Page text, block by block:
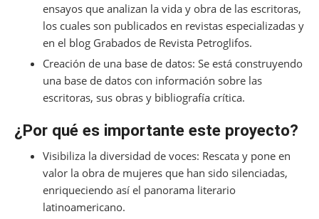
ensayos que analizan la vida y obra de las escritoras,
los cuales son publicados en revistas especializadas y
en el blog Grabados de Revista Petroglifos.
Creación de una base de datos: Se está construyendo
una base de datos con información sobre las
escritoras, sus obras y bibliografía crítica.
¿Por qué es importante este proyecto?
Visibiliza la diversidad de voces: Rescata y pone en
valor la obra de mujeres que han sido silenciadas,
enriqueciendo así el panorama literario
latinoamericano.